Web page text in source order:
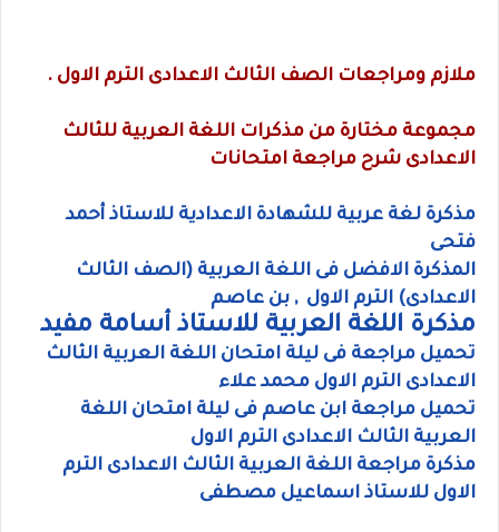
ملازم ومراجعات الصف الثالث الاعدادى الترم الاول .
مجموعة مختارة من مذكرات اللغة العربية للثالث
الاعدادى شرح مراجعة امتحانات
مذكرة لغة عربية للشهادة الاعدادية للاستاذ أحمد
فتحى
المذكرة الافضل فى اللغة العربية (الصف الثالث
الاعدادى) الترم الاول , بن عاصم
مذكرة اللغة العربية للاستاذ أسامة مفيد
تحميل مراجعة فى ليلة امتحان اللغة العربية الثالث
الاعدادى الترم الاول محمد علاء
تحميل مراجعة ابن عاصم فى ليلة امتحان اللغة
العربية الثالث الاعدادى الترم الاول
مذكرة مراجعة اللغة العربية الثالث الاعدادى الترم
الاول للاستاذ اسماعيل مصطفى